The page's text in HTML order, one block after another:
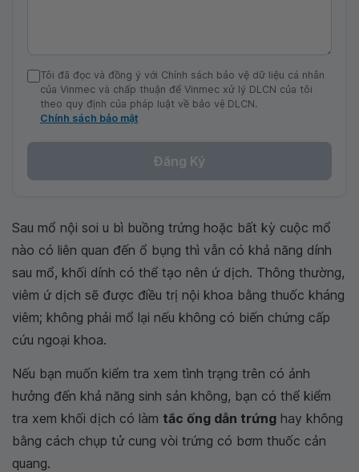
Tôi đã đọc và đồng ý với Chính sách bảo vệ dữ liệu cá nhân
của Vinmec và chấp thuận để Vinmec xử lý DLCN của tôi
theo quy định của pháp luật về bảo vệ DLCN.
Chính sách bảo mật
Đăng Ký
Sau mổ nội soi u bì buồng trứng hoặc bất kỳ cuộc mổ
nào có liên quan đến ổ bụng thì vẫn có khả năng dính
sau mổ, khối dính có thể tạo nên ứ dịch. Thông thường,
viêm ứ dịch sẽ được điều trị nội khoa bằng thuốc kháng
viêm; không phải mổ lại nếu không có biến chứng cấp
cứu ngoại khoa.
Nếu bạn muốn kiểm tra xem tình trạng trên có ảnh
hưởng đến khả năng sinh sản không, bạn có thể kiểm
tra xem khối dịch có làm tắc ống dẫn trứng hay không
bằng cách chụp tử cung vòi trứng có bơm thuốc cản
quang.